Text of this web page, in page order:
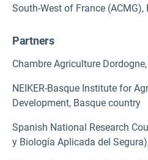
South-West of France (ACMG),
Partners
Chambre Agriculture
NEIKER-Basque Institute for
Development, Basque country
Spanish National Research
y Biología Aplicada del